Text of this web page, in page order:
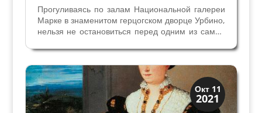
Прогуливаясь по залам Национальной галереи
Марке в знаменитом герцогском дворце Урбино,
нельзя не остановиться перед одним из самых
Герцога в зале, где когда-то была спальня.
Альков герцога Федерико да Монтефельтро -
очень редкая...
Окт 11
2021
Иконография
Портреты